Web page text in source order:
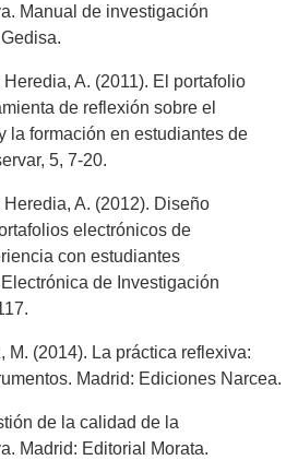
Manual de investigación
Heredia, A. (2011). El portafolio
de reflexión sobre el
la formación en estudiantes de
5, 7-20.
Heredia, A. (2012). Diseño
electrónicos de
con estudiantes
de Investigación
M. (2014). La práctica reflexiva:
Madrid: Ediciones Narcea.
de la calidad de la
Madrid: Editorial Morata.